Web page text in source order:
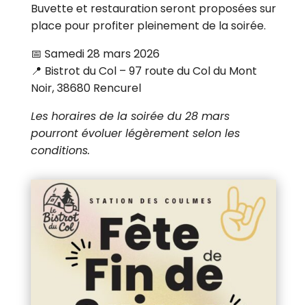
Buvette et restauration seront proposées sur
place pour profiter pleinement de la soirée.
📅 Samedi 28 mars 2026
📍 Bistrot du Col – 97 route du Col du Mont
Noir, 38680 Rencurel
Les horaires de la soirée du 28 mars
pourront évoluer légèrement selon les
conditions.